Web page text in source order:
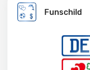
Funschild